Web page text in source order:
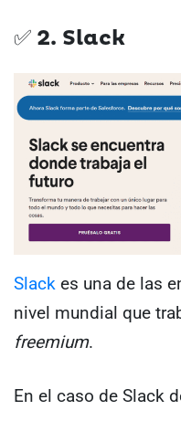
✅ 2. Slack
Slack es una de las
nivel mundial que
freemium.
En el caso de Slack